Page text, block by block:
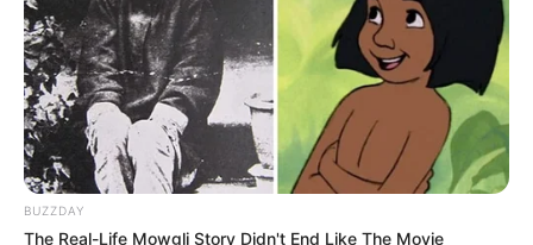
BUZZDAY
The Real-Life Mowgli Story Didn't End Like The Movie